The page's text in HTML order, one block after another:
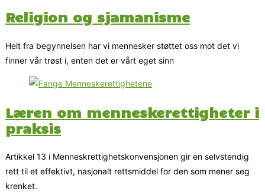
Religion og sjamanisme
Helt fra begynnelsen har vi mennesker støttet oss mot det vi
finner vår trøst i, enten det er vårt eget sinn
Læren om menneskerettigheter i
praksis
Artikkel 13 i Menneskrettighetskonvensjonen gir en selvstendig
rett til et effektivt, nasjonalt rettsmiddel for den som mener seg
krenket.